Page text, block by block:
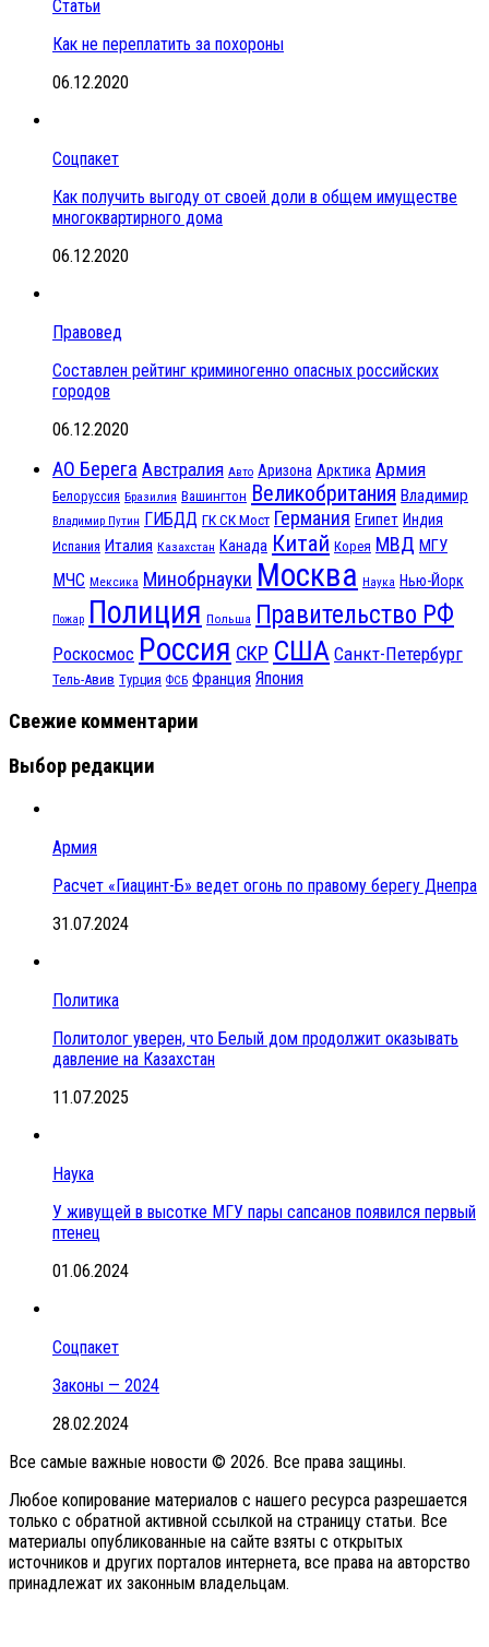
Статьи
Как не переплатить за похороны
06.12.2020
Соцпакет
Как получить выгоду от своей доли в общем имуществе
многоквартирного дома
06.12.2020
Правовед
Составлен рейтинг криминогенно опасных российских
городов
06.12.2020
АО Берега Австралия Авто Аризона Арктика Армия
Белоруссия Бразилия Вашингтон Великобритания Владимир
Владимир Путин ГИБДД ГК СК Мост Германия Египет Индия
Испания Италия Казахстан Канада Китай Корея МВД МГУ
МЧС Мексика Минобрнауки Москва Наука Нью-Йорк
Пожар Полиция Польша Правительство РФ
Роскосмос Россия СКР США Санкт-Петербург
Тель-Авив Турция ФСБ Франция Япония
Свежие комментарии
Выбор редакции
Армия
Расчет «Гиацинт-Б» ведет огонь по правому берегу Днепра
31.07.2024
Политика
Политолог уверен, что Белый дом продолжит оказывать
давление на Казахстан
11.07.2025
Наука
У живущей в высотке МГУ пары сапсанов появился первый
птенец
01.06.2024
Соцпакет
Законы — 2024
28.02.2024
Все самые важные новости © 2026. Все права защины.
Любое копирование материалов с нашего ресурса разрешается
только с обратной активной ссылкой на страницу статьи. Все
материалы опубликованные на сайте взяты с открытых
источников и других порталов интернета, все права на авторство
принадлежат их законным владельцам.